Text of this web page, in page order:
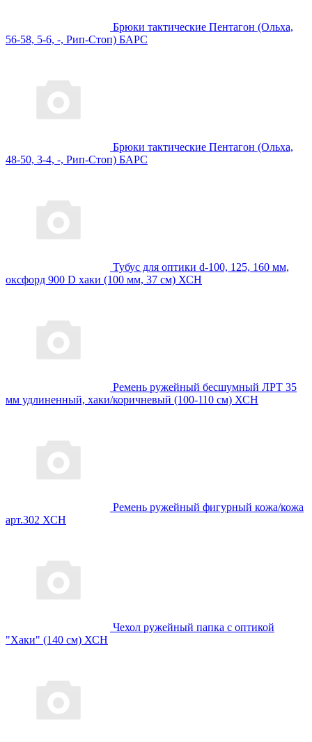
Брюки тактические Пентагон (Ольха,
56-58, 5-6, -, Рип-Стоп) БАРС
Брюки тактические Пентагон (Ольха,
48-50, 3-4, -, Рип-Стоп) БАРС
Тубус для оптики d-100, 125, 160 мм,
оксфорд 900 D хаки (100 мм, 37 см) ХСН
Ремень ружейный бесшумный ЛРТ 35
мм удлиненный, хаки/коричневый (100-110 см) ХСН
Ремень ружейный фигурный кожа/кожа
арт.302 ХСН
Чехол ружейный папка с оптикой
"Хаки" (140 см) ХСН